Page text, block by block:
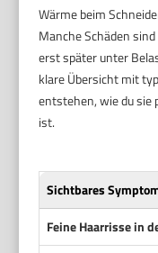
Wärme beim
Manche Schäden
erst später unter
klare Übersicht mit
entstehen, wie du sie
ist.
Sichtbares
Feine Haarrisse in